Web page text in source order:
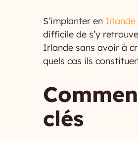
S’implanter en Irlande
difficile de s’y
Irlande sans avoir à
quels cas ils
clés